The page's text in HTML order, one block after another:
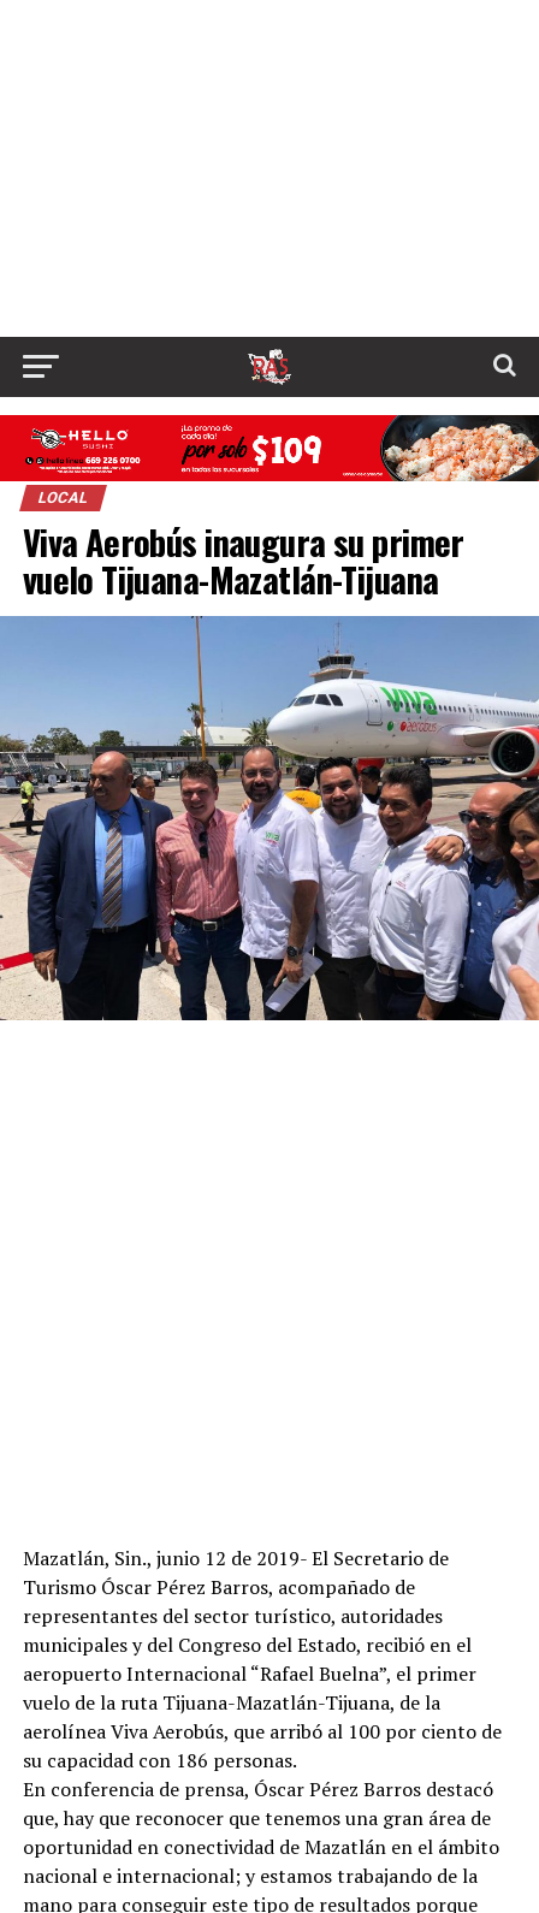
LOCAL
Viva Aerobús inaugura su primer
vuelo Tijuana-Mazatlán-Tijuana
Mazatlán, Sin., junio 12 de 2019- El Secretario de
Turismo Óscar Pérez Barros, acompañado de
representantes del sector turístico, autoridades
municipales y del Congreso del Estado, recibió en el
aeropuerto Internacional “Rafael Buelna”, el primer
vuelo de la ruta Tijuana-Mazatlán-Tijuana, de la
aerolínea Viva Aerobús, que arribó al 100 por ciento de
su capacidad con 186 personas.
En conferencia de prensa, Óscar Pérez Barros destacó
que, hay que reconocer que tenemos una gran área de
oportunidad en conectividad de Mazatlán en el ámbito
nacional e internacional; y estamos trabajando de la
mano para conseguir este tipo de resultados porque